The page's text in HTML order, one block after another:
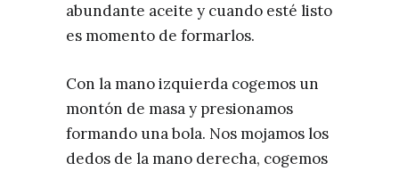
abundante aceite y cuando esté listo
es momento de formarlos.
Con la mano izquierda cogemos un
montón de masa y presionamos
formando una bola. Nos mojamos los
dedos de la mano derecha, cogemos